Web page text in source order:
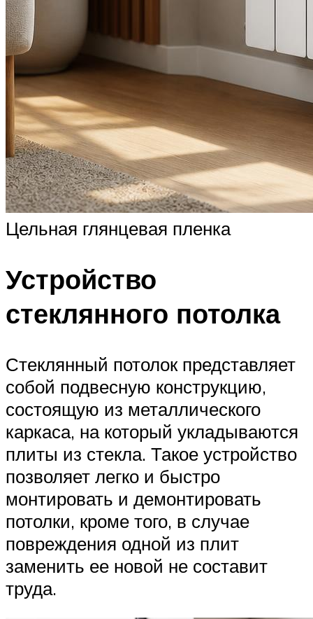
Цельная глянцевая пленка
Устройство
стеклянного потолка
Стеклянный потолок представляет
собой подвесную конструкцию,
состоящую из металлического
каркаса, на который укладываются
плиты из стекла. Такое устройство
позволяет легко и быстро
монтировать и демонтировать
потолки, кроме того, в случае
повреждения одной из плит
заменить ее новой не составит
труда.